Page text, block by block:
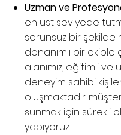
Uzman ve
en üst seviyede
sorunsuz bir şekilde
donanımlı bir ekiple
alanımız, eğitimli ve
deneyim sahibi
oluşmaktadır.
sunmak için sürekli
yapıyoruz.